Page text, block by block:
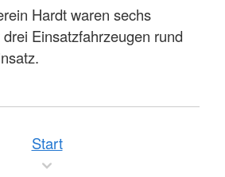
Hardt waren sechs
Einsatzfahrzeugen rund
Start